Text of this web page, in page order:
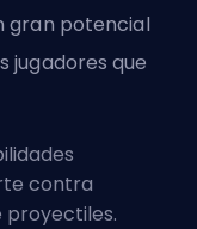
gran potencial
jugadores que
contra
proyectiles.